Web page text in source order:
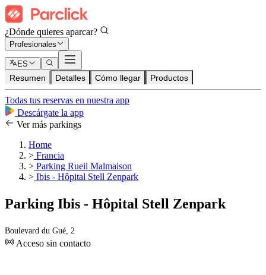
¿Dónde quieres aparcar?
Profesionales
ES
Resumen Detalles Cómo llegar Productos
Todas tus reservas en nuestra app
Descárgate la app
Ver más parkings
Home
> Francia
> Parking Rueil Malmaison
> Ibis - Hôpital Stell Zenpark
Parking Ibis - Hôpital Stell Zenpark
Boulevard du Gué, 2
Acceso sin contacto